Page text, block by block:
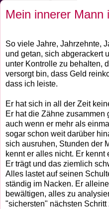
Mein innerer Mann
So viele Jahre, Jahrzehnte,
und getan, sich abgerackert
unter Kontrolle zu behalten,
versorgt bin, dass Geld
dass ich leiste.
Er hat sich in all der Zeit
Er hat die Zähne
auch wenn er mehr als
sogar schon weit darüber
sich ausruhen, Stunden der
kennt er alles nicht. Er kennt
Er trägt und das ziemlich
Alles lastet auf seinen
ständig im Nacken. Er
bewältigen, alles zu
"sichersten" nächsten